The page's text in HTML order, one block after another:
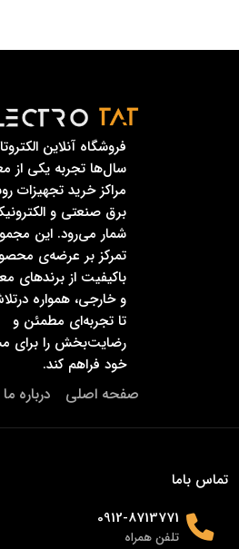
فروشگاه آنلاین
سال‌ها تجربه یکی از
مراکز خرید تجهیزات
برق صنعتی و
شمار می‌رود. این
تمرکز بر عرضه‌ی
باکیفیت از برندهای
و خارجی، همواره
تا تجربه‌ای مطمئن و
رضایت‌بخش را برای
خود فراهم کند.
صفحه اصلی درباره ما
تماس باما
0912-8713771
تلفن همراه